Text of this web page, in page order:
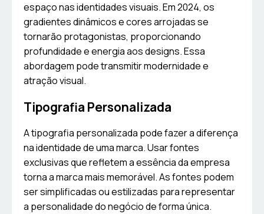
espaço nas identidades visuais. Em 2024, os
gradientes dinâmicos e cores arrojadas se
tornarão protagonistas, proporcionando
profundidade e energia aos designs. Essa
abordagem pode transmitir modernidade e
atração visual.
Tipografia Personalizada
A tipografia personalizada pode fazer a diferença
na identidade de uma marca. Usar fontes
exclusivas que refletem a essência da empresa
torna a marca mais memorável. As fontes podem
ser simplificadas ou estilizadas para representar
a personalidade do negócio de forma única.